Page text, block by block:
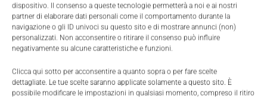
dispositivo. Il consenso a queste tecnologie permetterà a noi e ai nostri
partner di elaborare dati personali come il comportamento durante la
navigazione o gli ID univoci su questo sito e di mostrare annunci (non)
personalizzati. Non acconsentire o ritirare il consenso può influire
negativamente su alcune caratteristiche e funzioni.
Clicca qui sotto per acconsentire a quanto sopra o per fare scelte
dettagliate. Le tue scelte saranno applicate solamente a questo sito. È
possibile modificare le impostazioni in qualsiasi momento, compreso il ritiro
TI POTREBBERO INTERESSARE ⇢